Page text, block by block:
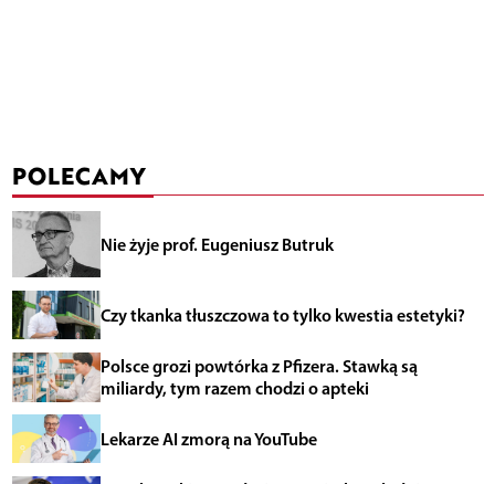
POLECAMY
Nie żyje prof. Eugeniusz Butruk
Czy tkanka tłuszczowa to tylko kwestia estetyki?
Polsce grozi powtórka z Pfizera. Stawką są
miliardy, tym razem chodzi o apteki
Lekarze AI zmorą na YouTube